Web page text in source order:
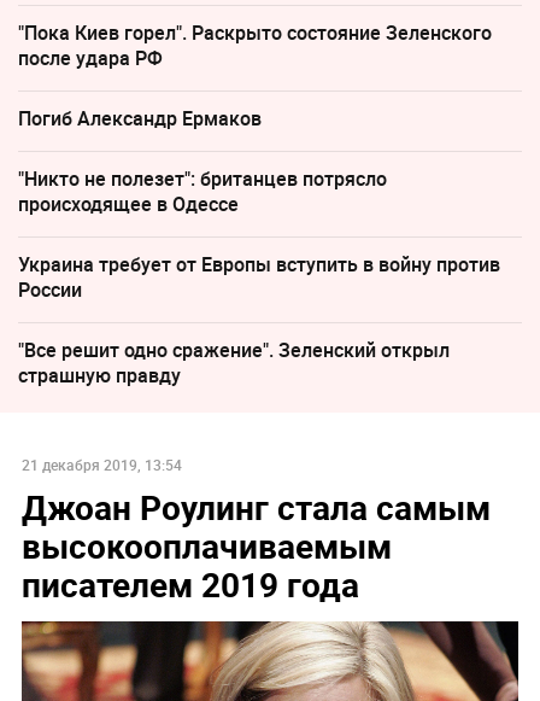
"Пока Киев горел". Раскрыто состояние Зеленского
после удара РФ
Погиб Александр Ермаков
"Никто не полезет": британцев потрясло
происходящее в Одессе
Украина требует от Европы вступить в войну против
России
"Все решит одно сражение". Зеленский открыл
страшную правду
21 декабря 2019, 13:54
Джоан Роулинг стала самым
высокооплачиваемым
писателем 2019 года